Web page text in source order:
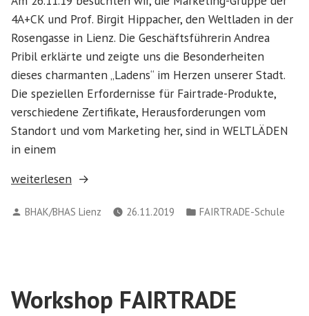
4A+CK und Prof. Birgit Hippacher, den Weltladen in der
Rosengasse in Lienz. Die Geschäftsführerin Andrea
Pribil erklärte und zeigte uns die Besonderheiten
dieses charmanten „Ladens“ im Herzen unserer Stadt.
Die speziellen Erfordernisse für Fairtrade-Produkte,
verschiedene Zertifikate, Herausforderungen vom
Standort und vom Marketing her, sind in WELTLÄDEN
in einem
„Besuch
Weltladens
weiterlesen
Verfasst
BHAK/BHAS Lienz 26.11.2019
Veröffentlicht
FAIRTRADE-Schule
Workshop FAIRTRADE